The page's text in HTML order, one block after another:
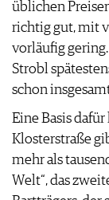
üblichen
richtig gut, mit
vorläufig
Strobl
schon
Eine Basis
Klosterstraße
mehr als
Welt“, das